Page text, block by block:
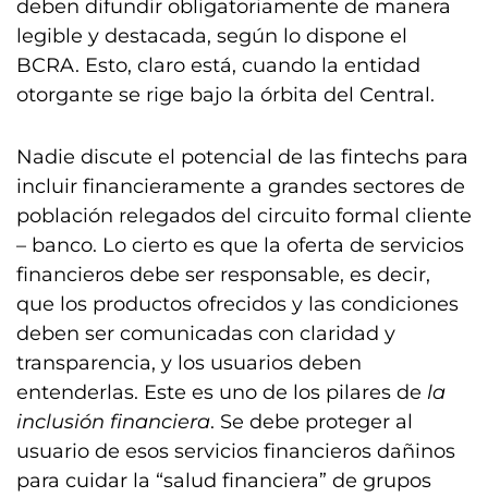
deben difundir obligatoriamente de manera
legible y destacada, según lo dispone el
BCRA. Esto, claro está, cuando la entidad
otorgante se rige bajo la órbita del Central.
Nadie discute el potencial de las fintechs para
incluir financieramente a grandes sectores de
población relegados del circuito formal cliente
– banco. Lo cierto es que la oferta de servicios
financieros debe ser responsable, es decir,
que los productos ofrecidos y las condiciones
deben ser comunicadas con claridad y
transparencia, y los usuarios deben
entenderlas. Este es uno de los pilares de la
inclusión financiera. Se debe proteger al
usuario de esos servicios financieros dañinos
para cuidar la “salud financiera” de grupos